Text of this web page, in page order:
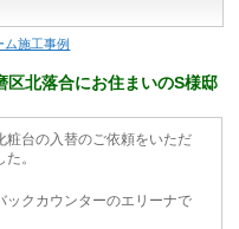
ム施工事例
区北落合にお住まいのS様邸
粧台の入替のご依頼をいただ
た。
ックカウンターのエリーナで